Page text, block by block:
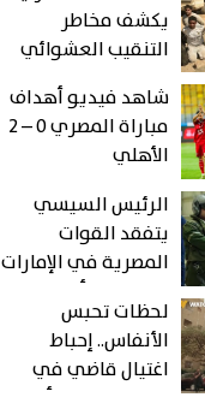
يكشف مخاطر
التنقيب العشوائي
عن الذهب في "درع
الجنوب"
شاهد فيديو أهداف
مباراة المصري 0 – 2
الأهلي
الرئيس السيسي
يتفقد القوات
المصرية في الإمارات
خلال زيارة أخوية
لحظات تحبس
الأنفاس.. إحباط
اغتيال قاضي في
الحلقة 10 من رأس